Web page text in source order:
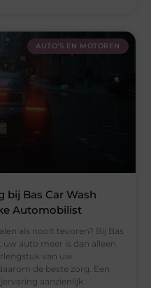
AUTO’S EN MOTOREN
Bas Car Wash
Automobilist
als nooit tevoren? Bij Bas
uw auto meer is dan alleen
van uw
de beste zorg. Een
aanzienlijk